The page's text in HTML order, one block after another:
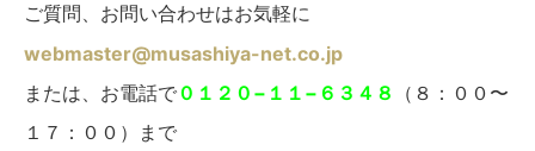
ご質問、お問い合わせはお気軽に
webmaster@musashiya-net.co.jp
または、お電話で０１２０−１１−６３４８
（８：００〜
１７：００）まで